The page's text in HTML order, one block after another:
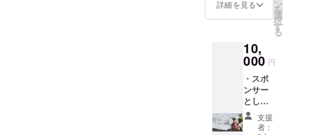
として独
立。キャッ
は“滋賀のな
んでもコン
サル屋さん”
中小企業や
フリーラン
ス、そして
お届け
影し、
サイト
非公開
のURL
をお届
けしま
す。
通常は1
ロップ
イン）
は受け
入れて
おりま
せん。
こちら
のリ
詳細を見る ン
を
選
択
す
る
10,
000 円
・スポ
ンサー
として
お祝い
のお花
支援
者：